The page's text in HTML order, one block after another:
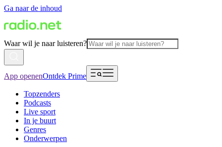
Ga naar de inhoud
Waar wil je naar luisteren?
App openenOntdek Prime
Topzenders
Podcasts
Live sport
In je buurt
Genres
Onderwerpen